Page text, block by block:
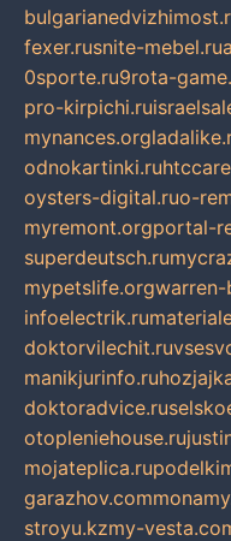
fexer.rusnite-mebel.ru
0sporte.ru9rota-
pro-kirpichi.ru
mynances.org
odnokartinki.ru
oysters-digital.ruo-
myremont.orgportal-
superdeutsch.ru
mypetslife.org
infoelectrik.ru
doktorvilechit.ru
manikjurinfo.ru
doktoradvice.ru
otopleniehouse.ru
mojateplica.ru
garazhov.com
stroyu.kzmy-